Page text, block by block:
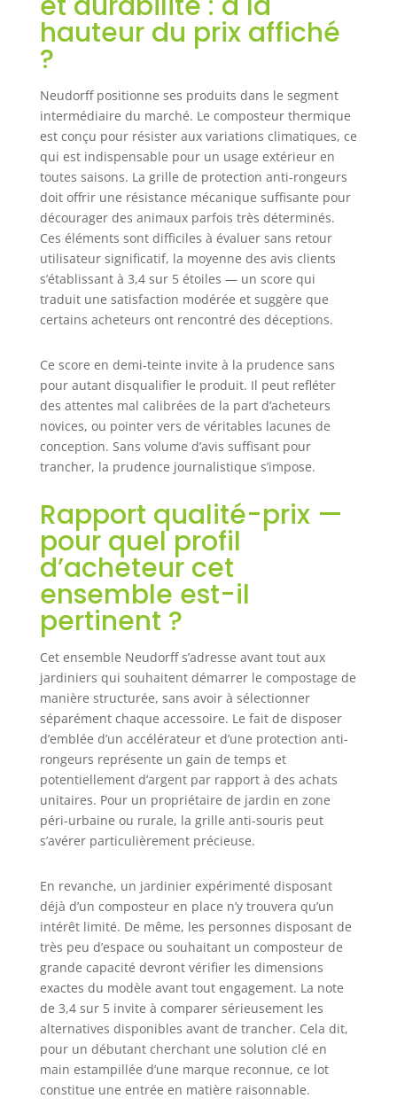
hauteur du prix affiché
?
Neudorff positionne ses produits dans le segment
intermédiaire du marché. Le composteur thermique
est conçu pour résister aux variations climatiques, ce
qui est indispensable pour un usage extérieur en
toutes saisons. La grille de protection anti-rongeurs
doit offrir une résistance mécanique suffisante pour
décourager des animaux parfois très déterminés.
Ces éléments sont difficiles à évaluer sans retour
utilisateur significatif, la moyenne des avis clients
s’établissant à 3,4 sur 5 étoiles — un score qui
traduit une satisfaction modérée et suggère que
certains acheteurs ont rencontré des déceptions.
Ce score en demi-teinte invite à la prudence sans
pour autant disqualifier le produit. Il peut refléter
des attentes mal calibrées de la part d’acheteurs
novices, ou pointer vers de véritables lacunes de
conception. Sans volume d’avis suffisant pour
trancher, la prudence journalistique s’impose.
Rapport qualité-prix —
pour quel profil
d’acheteur cet
ensemble est-il
pertinent ?
Cet ensemble Neudorff s’adresse avant tout aux
jardiniers qui souhaitent démarrer le compostage de
manière structurée, sans avoir à sélectionner
séparément chaque accessoire. Le fait de disposer
d’emblée d’un accélérateur et d’une protection anti-
rongeurs représente un gain de temps et
potentiellement d’argent par rapport à des achats
unitaires. Pour un propriétaire de jardin en zone
péri-urbaine ou rurale, la grille anti-souris peut
s’avérer particulièrement précieuse.
En revanche, un jardinier expérimenté disposant
déjà d’un composteur en place n’y trouvera qu’un
intérêt limité. De même, les personnes disposant de
très peu d’espace ou souhaitant un composteur de
grande capacité devront vérifier les dimensions
exactes du modèle avant tout engagement. La note
de 3,4 sur 5 invite à comparer sérieusement les
alternatives disponibles avant de trancher. Cela dit,
pour un débutant cherchant une solution clé en
main estampillée d’une marque reconnue, ce lot
constitue une entrée en matière raisonnable.